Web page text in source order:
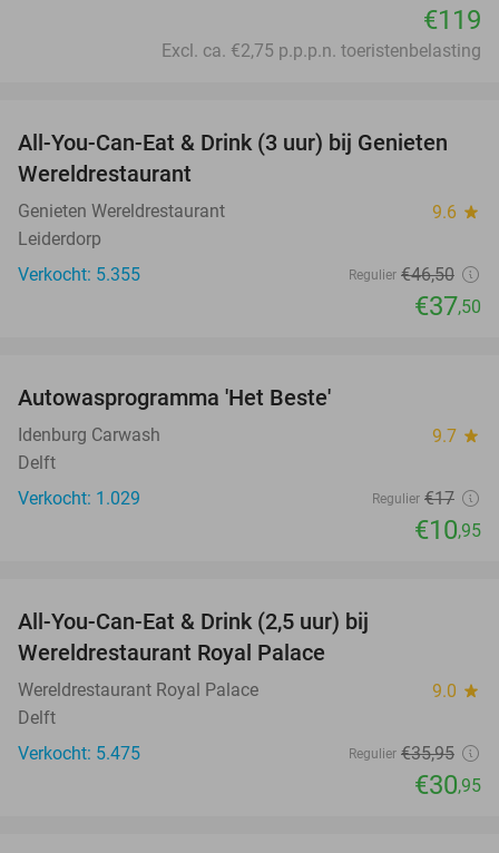
€119
Excl. ca. €2,75 p.p.p.n. toeristenbelasting
19%
All-You-Can-Eat & Drink (3 uur) bij Genieten
Wereldrestaurant
Genieten Wereldrestaurant 9.6 star
Leiderdorp
Verkocht: 5.355
Regulier €46,50
€37,50
Autowasprogramma 'Het Beste'
Idenburg Carwash 9.7 star
Delft
Verkocht: 1.029
Regulier €17
€10,95
All-You-Can-Eat & Drink (2,5 uur) bij
Wereldrestaurant Royal Palace
Wereldrestaurant Royal Palace 9.0 star
Delft
Verkocht: 5.475
Regulier €35,95
€30,95